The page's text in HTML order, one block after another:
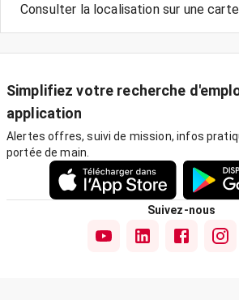
Consulter la localisation sur une carte
Simplifiez votre recherche
application
Alertes offres, suivi de mission, infos
portée de main.
Suivez-nous